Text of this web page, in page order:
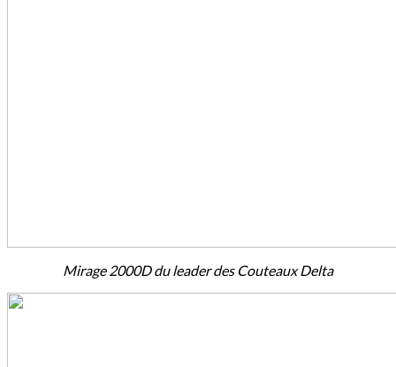
Mirage 2000D du leader des Couteaux Delta